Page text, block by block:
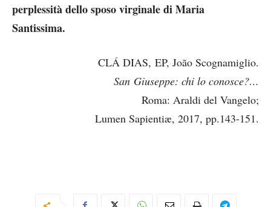
perplessità dello sposo virginale di Maria
Santissima.
CLÁ DIAS, EP, João Scognamiglio.
San Giuseppe: chi lo conosce?…
Roma: Araldi del Vangelo;
Lumen Sapientiæ, 2017, pp.143-151.